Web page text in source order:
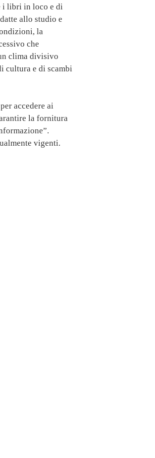
i libri in loco e di
allo studio e
la
che
clima divisivo
cultura e di scambi
accedere ai
la fornitura
vigenti.